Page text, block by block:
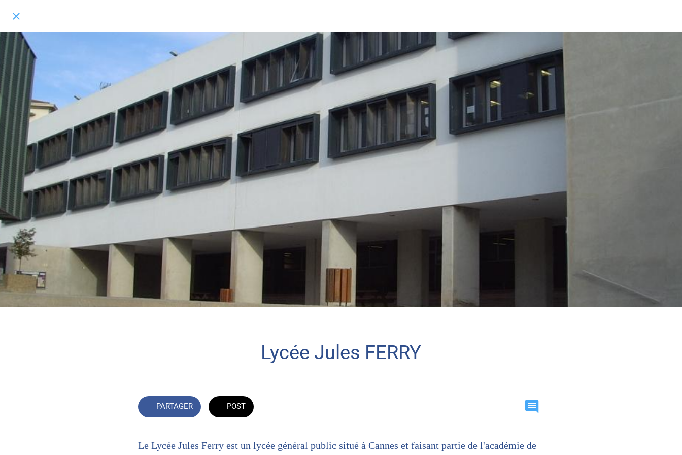
Lycée Jules FERRY
PARTAGER POST
Le Lycée Jules Ferry est un lycée général public situé à Cannes et faisant partie de l'académie de